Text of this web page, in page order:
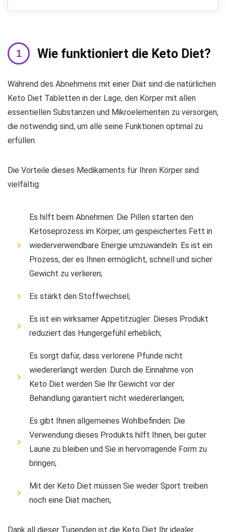
Wie funktioniert die Keto Diet?
Während des Abnehmens mit einer Diät sind die natürlichen
Keto Diet Tabletten in der Lage, den Körper mit allen
essentiellen Substanzen und Mikroelementen zu versorgen,
die notwendig sind, um alle seine Funktionen optimal zu
erfüllen.
Die Vorteile dieses Medikaments für Ihren Körper sind
vielfältig:
Es hilft beim Abnehmen: Die Pillen starten den
Ketoseprozess im Körper, um gespeichertes Fett in
wiederverwendbare Energie umzuwandeln. Es ist ein
Prozess, der es Ihnen ermöglicht, schnell und sicher
Gewicht zu verlieren;
Es stärkt den Stoffwechsel;
Es ist ein wirksamer Appetitzügler: Dieses Produkt
reduziert das Hungergefühl erheblich;
Es sorgt dafür, dass verlorene Pfunde nicht
wiedererlangt werden: Durch die Einnahme von
Keto Diet werden Sie Ihr Gewicht vor der
Behandlung garantiert nicht wiedererlangen;
Es gibt Ihnen allgemeines Wohlbefinden: Die
Verwendung dieses Produkts hilft Ihnen, bei guter
Laune zu bleiben und Sie in hervorragende Form zu
bringen;
Mit der Keto Diet müssen Sie weder Sport treiben
noch eine Diät machen;
Dank all dieser Tugenden ist die Keto Diet Ihr idealer